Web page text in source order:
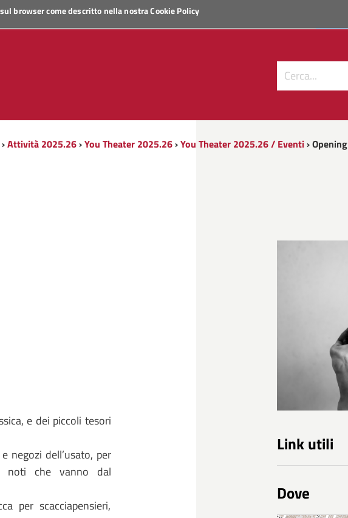
browser come descritto nella nostraCookie Policy
›Attività 2025.26›You Theater 2025.26›You Theater 2025.26 / Eventi› Opening
e dei piccoli tesori
negozi dell’usato, per
noti che vanno dal
per scacciapensieri,
Link utili
Dove